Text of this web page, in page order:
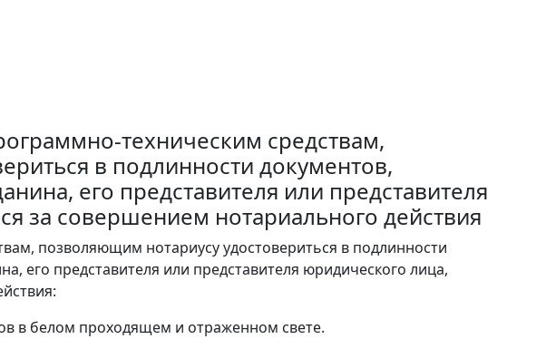
техническим средствам,
в подлинности документов,
его представителя или представителя
за совершением нотариального действия
позволяющим нотариусу удостовериться в подлинности
его представителя или представителя юридического лица,
в белом проходящем и отраженном свете.